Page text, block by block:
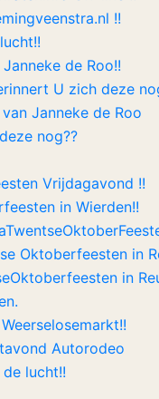
!!
de Roo!!
U zich deze
Janneke de Roo
nog??
Vrijdagavond !!
in Wierden!!
Oktoberfeesten in
in
Autorodeo
lucht!!